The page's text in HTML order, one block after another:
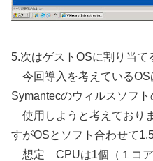
5.次はゲストOSに割り当
今回導入を考えている
Symantecのウィルスソフ
使用しようと考えており
すがOSとソフト合わせて
想定 CPUは1個（１コア